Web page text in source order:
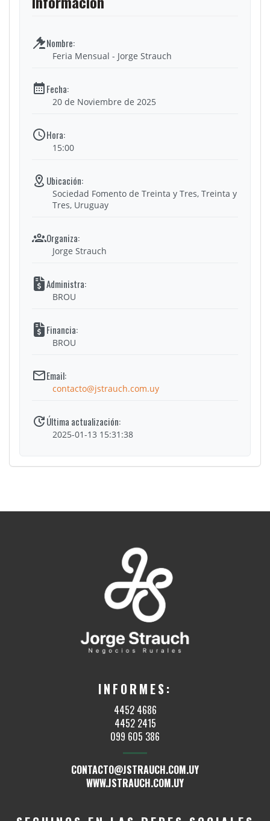
Feria Mensual - Jorge Strauch
20 de Noviembre de 2025
15:00
Sociedad Fomento de Treinta y Tres, Treinta y
Tres, Uruguay
Jorge Strauch
BROU
BROU
contacto@jstrauch.com.uy
2025-01-13 15:31:38
INFORMES:
4452 4686
4452 2415
099 605 386
CONTACTO@JSTRAUCH.COM.UY
WWW.JSTRAUCH.COM.UY